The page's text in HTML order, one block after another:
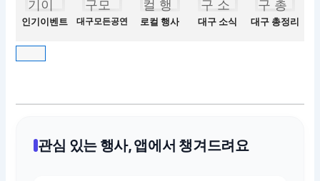
인기이벤트 대구모든공연 로컬 행사 대구 소식 대구 총정리
관심 있는 행사, 앱에서 챙겨드려요